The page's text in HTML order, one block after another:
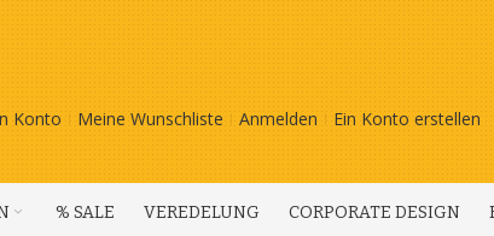
Konto Meine Wunschliste Anmelden Ein Konto erstellen
% SALE VEREDELUNG CORPORATE DESIGN